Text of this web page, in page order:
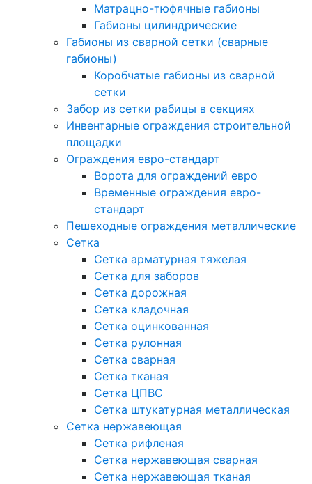
Матрацно-тюфячные габионы
Габионы цилиндрические
Габионы из сварной сетки (сварные
габионы)
Коробчатые габионы из сварной
сетки
Забор из сетки рабицы в секциях
Инвентарные ограждения строительной
площадки
Ограждения евро-стандарт
Ворота для ограждений евро
Временные ограждения евро-
стандарт
Пешеходные ограждения металлические
Сетка
Сетка арматурная тяжелая
Сетка для заборов
Сетка дорожная
Сетка кладочная
Сетка оцинкованная
Сетка рулонная
Сетка сварная
Сетка тканая
Сетка ЦПВС
Сетка штукатурная металлическая
Сетка нержавеющая
Сетка рифленая
Сетка нержавеющая сварная
Сетка нержавеющая тканая